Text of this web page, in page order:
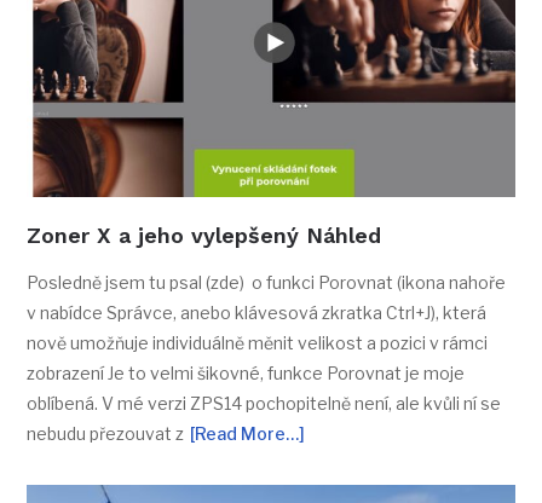
Zoner X a jeho vylepšený Náhled
Posledně jsem tu psal (zde) o funkci Porovnat (ikona nahoře
v nabídce Správce, anebo klávesová zkratka Ctrl+J), která
nově umožňuje individuálně měnit velikost a pozici v rámci
zobrazení Je to velmi šikovné, funkce Porovnat je moje
oblíbená. V mé verzi ZPS14 pochopitelně není, ale kvůli ní se
nebudu přezouvat z [Read More…]